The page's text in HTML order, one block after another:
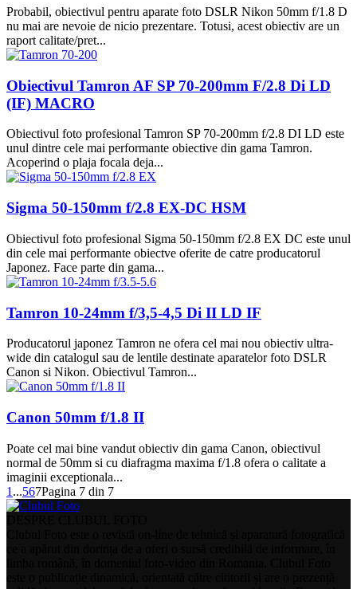
Probabil, obiectivul pentru aparate foto DSLR Nikon 50mm f/1.8 D
nu mai are nevoie de nicio prezentare. Totusi, acest obiectiv are un
raport calitate/pret...
Obiectivul Tamron AF SP 70-200mm F/2.8 Di LD
(IF) MACRO
Obiectivul foto profesional Tamron SP 70-200mm f/2.8 DI LD este
unul dintre cele mai performante obiective din gama Tamron.
Acoperind o plaja focala deja...
Sigma 50-150mm f/2.8 EX-DC HSM
Obiectivul foto profesional Sigma 50-150mm f/2.8 EX DC este unul
din cele mai performante obiectve oferite de catre producatorul
Japonez. Face parte din gama...
Tamron 10-24mm f/3,5-4,5 Di II LD IF
Producatorul japonez Tamron ne ofera cel mai nou obiectiv ultra-
wide din catalogul sau de lentile destinate aparatelor foto DSLR
Canon si Nikon. Obiectivul Tamron...
Canon 50mm f/1.8 II
Poate cel mai bine vandut obiectiv din gama Canon, obiectivul
normal de 50mm si cu diafragma maxima f/1.8 ofera o calitate a
imaginii exceptionala...
1 ...567Pagina 7 din 7